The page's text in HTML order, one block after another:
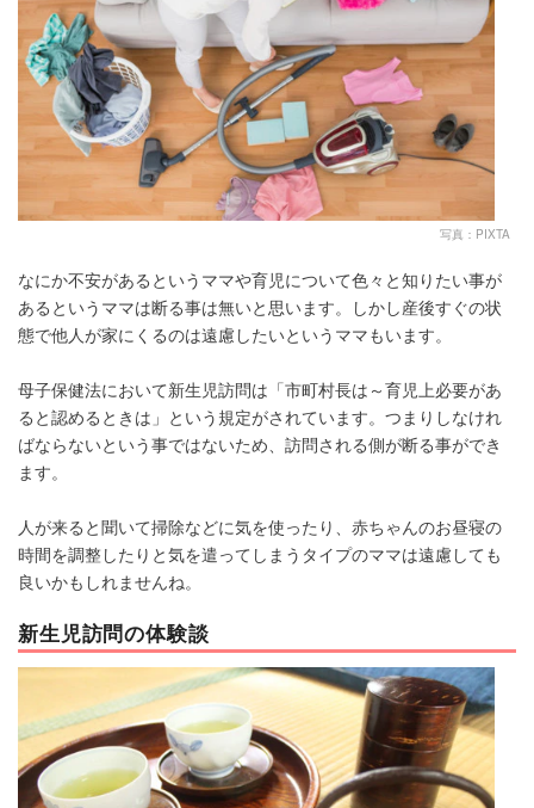
写真：PIXTA
なにか不安があるというママや育児について色々と知りたい事が
あるというママは断る事は無いと思います。しかし産後すぐの状
態で他人が家にくるのは遠慮したいというママもいます。
母子保健法において新生児訪問は「市町村長は～育児上必要があ
ると認めるときは」という規定がされています。つまりしなけれ
ばならないという事ではないため、訪問される側が断る事ができ
ます。
人が来ると聞いて掃除などに気を使ったり、赤ちゃんのお昼寝の
時間を調整したりと気を遣ってしまうタイプのママは遠慮しても
良いかもしれませんね。
新生児訪問の体験談